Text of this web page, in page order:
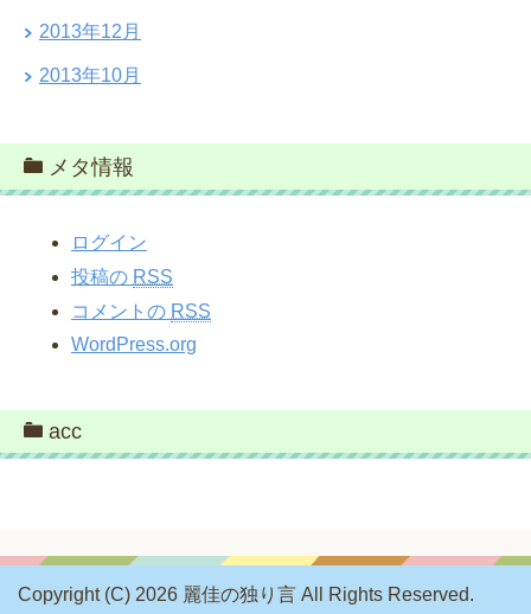
2013年12月
2013年10月
メタ情報
ログイン
投稿の RSS
コメントの RSS
WordPress.org
acc
Copyright (C) 2026 麗佳の独り言 All Rights Reserved.